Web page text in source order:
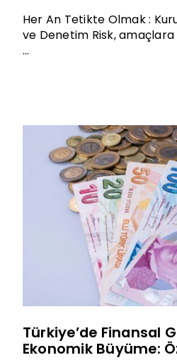
Her An Tetikte Olmak :
ve Denetim Risk, amaçlara
...
Türkiye’de Finansal
Ekonomik Büyüme: